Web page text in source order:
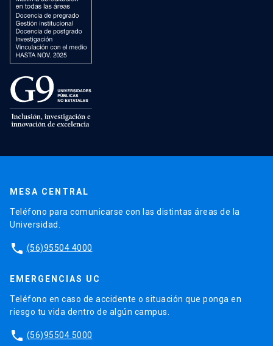
MESA CENTRAL
Teléfono para comunicarse con las distintas áreas de la
Universidad.
phone (56)95504 4000
EMERGENCIAS UC
Teléfono en caso de accidente o situación que ponga en
riesgo tu vida dentro de algún campus.
phone (56)95504 5000